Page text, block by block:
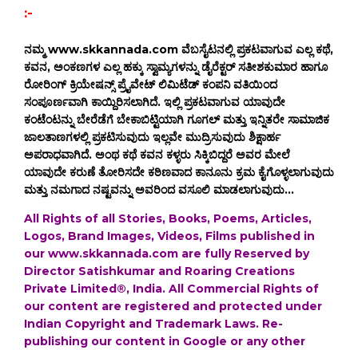
:-
ನಮ್ಮ www.skkannada.com ವೆಬಸೈಟನಲ್ಲಿ ಪ್ರಕಟವಾಗುವ ಎಲ್ಲ ಕಥೆ,
ಕವನ, ಅಂಕಣಗಳ ಎಲ್ಲ ಹಕ್ಕು ಸ್ವಾಮ್ಯಗಳನ್ನು ಡೈರೆಕ್ಟರ್ ಸತೀಶಕುಮಾರ ಹಾಗೂ
ರೋರಿಂಗ್ ಕ್ರಿಯೇಷನ್ಸ್ ಪ್ರೈವೇಟ್ ಲಿಮಿಟೆಡ್ ಕಂಪನಿ ವತಿಯಿಂದ
ಸಂಪೂರ್ಣವಾಗಿ ಕಾಯ್ದಿರಿಸಲಾಗಿದೆ. ಇಲ್ಲಿ ಪ್ರಕಟವಾಗುವ ಯಾವುದೇ
ಕಂಟೆಂಟನ್ನು ಬೇರೆಡೆಗೆ ಬೇಕಾಬಿಟ್ಟಿಯಾಗಿ ಗೂಗಲ್ ಮತ್ತು ಇನ್ನಿತರೇ ಸಾಮಾಜಿಕ
ಜಾಲತಾಣಗಳಲ್ಲಿ ಪ್ರಕಟಿಸುವುದು ಇಲ್ಲವೇ ಮುದ್ರಿಸುವುದು ಶಿಕ್ಷಾರ್ಹ
ಅಪರಾಧವಾಗಿದೆ. ಅಂಥ ಕಥೆ ಕವನ ಕಳ್ಳರು ಸಿಕ್ಕಿಬಿದ್ದರೆ ಅವರ ಮೇಲೆ
ಯಾವುದೇ ಕರುಣೆ ತೋರಿಸದೇ ಕಠಿಣವಾದ ಕಾನೂನು ಕ್ರಮ ಕೈಗೊಳ್ಳಲಾಗುವುದು
ಮತ್ತು ನಮಗಾದ ನಷ್ಟವನ್ನು ಅವರಿಂದ ವಸೂಲಿ ಮಾಡಲಾಗುವುದು...
All Rights of all Stories, Books, Poems, Articles,
Logos, Brand Images, Videos, Films published in
our www.skkannada.com are fully Reserved by
Director Satishkumar and Roaring Creations
Private Limited®, India. All Commercial Rights of
our content are registered and protected under
Indian Copyright and Trademark Laws. Re-
publishing our content in Google or any other